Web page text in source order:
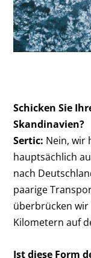
Schicken Sie
Skandinavien?
Sertic: Nein, wir
hauptsächlich
nach
paarige
überbrücken wir
Kilometern auf
Ist diese Form